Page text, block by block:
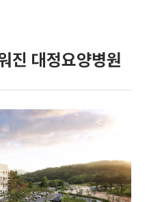
진 대정요양병원